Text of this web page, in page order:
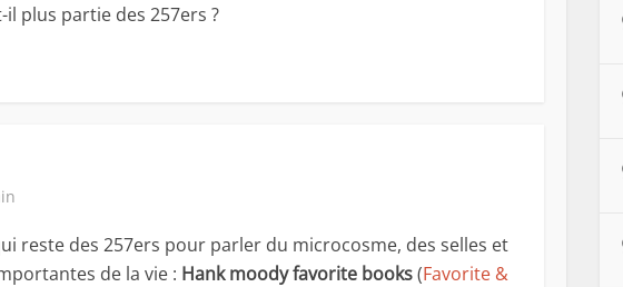
plus partie des 257ers ?
reste des 257ers pour parler du microcosme, des selles et
de la vie : Hank moody favorite books(Favorite &